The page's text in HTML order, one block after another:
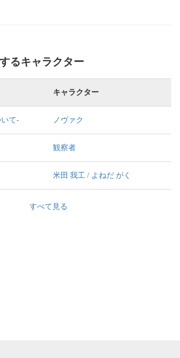
るキャラクター
キャラクター
て- ノヴァク
観察者
米田 我工 / よねだ がく
すべて見る